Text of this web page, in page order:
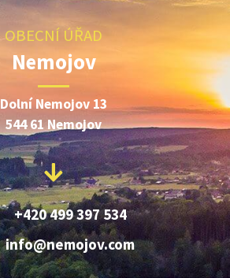
OBECNÍ ÚŘAD
Nemojov
Dolní Nemojov 13
544 61 Nemojov
+420 499 397 534
info@nemojov.com